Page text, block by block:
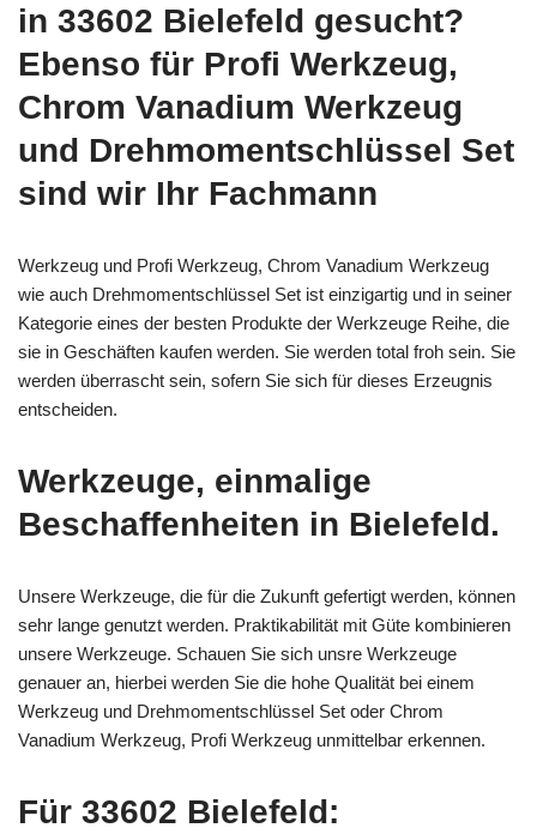
in 33602 Bielefeld gesucht?
Ebenso für Profi Werkzeug,
Chrom Vanadium Werkzeug
und Drehmomentschlüssel Set
sind wir Ihr Fachmann
Werkzeug und Profi Werkzeug, Chrom Vanadium Werkzeug
wie auch Drehmomentschlüssel Set ist einzigartig und in seiner
Kategorie eines der besten Produkte der Werkzeuge Reihe, die
sie in Geschäften kaufen werden. Sie werden total froh sein. Sie
werden überrascht sein, sofern Sie sich für dieses Erzeugnis
entscheiden.
Werkzeuge, einmalige
Beschaffenheiten in Bielefeld.
Unsere Werkzeuge, die für die Zukunft gefertigt werden, können
sehr lange genutzt werden. Praktikabilität mit Güte kombinieren
unsere Werkzeuge. Schauen Sie sich unsre Werkzeuge
genauer an, hierbei werden Sie die hohe Qualität bei einem
Werkzeug und Drehmomentschlüssel Set oder Chrom
Vanadium Werkzeug, Profi Werkzeug unmittelbar erkennen.
Für 33602 Bielefeld: